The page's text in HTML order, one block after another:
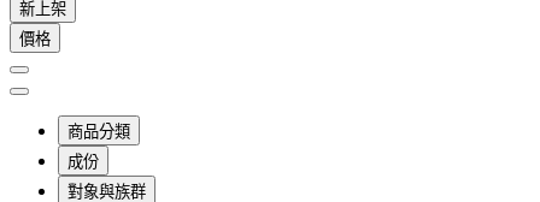
新上架
價格
商品分類
成份
對象與族群